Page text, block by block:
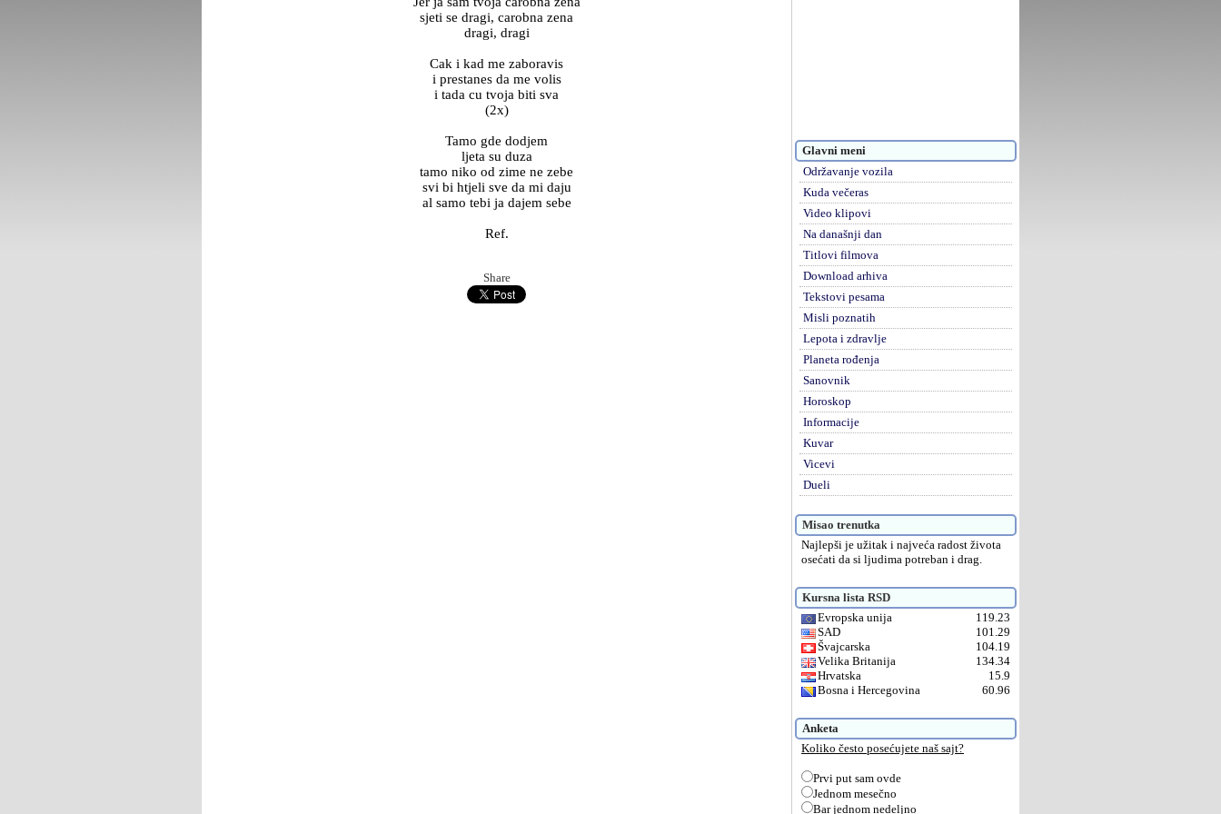
sjeti se dragi, carobna zena
dragi, dragi
Cak i kad me zaboravis
i prestanes da me volis
i tada cu tvoja biti sva
(2x)
Tamo gde dodjem
ljeta su duza
tamo niko od zime ne zebe
svi bi htjeli sve da mi daju
al samo tebi ja dajem sebe
Ref.
Share
Glavni meni
Održavanje vozila
Kuda večeras
Video klipovi
Na današnji dan
Titlovi filmova
Download arhiva
Tekstovi pesama
Misli poznatih
Lepota i zdravlje
Planeta rođenja
Sanovnik
Horoskop
Informacije
Kuvar
Vicevi
Dueli
Misao trenutka
Najlepši je užitak i najveća radost života
osećati da si ljudima potreban i drag.
Kursna lista RSD
Evropska unija
119.23
SAD
101.29
Švajcarska
104.19
Velika Britanija
134.34
Hrvatska
15.9
Bosna i Hercegovina
60.96
Anketa
Koliko često posećujete naš sajt?
Prvi put sam ovde
Jednom mesečno
Bar jednom nedeljno